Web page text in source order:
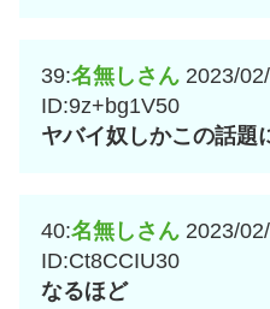
39:名無しさん 2023/
ID:9z+bg1V50
ヤバイ奴しかこの話題
40:名無しさん 2023/
ID:Ct8CCIU30
なるほど